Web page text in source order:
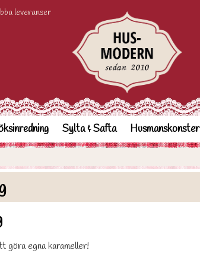
leveranser
Sylta & Safta Husmanskonster
göra egna karameller!